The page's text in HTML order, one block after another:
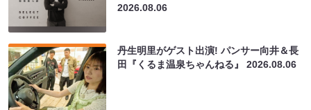
2026.08.06
丹生明里がゲスト出演! パンサー向井＆長
田『くるま温泉ちゃんねる』2026.08.06